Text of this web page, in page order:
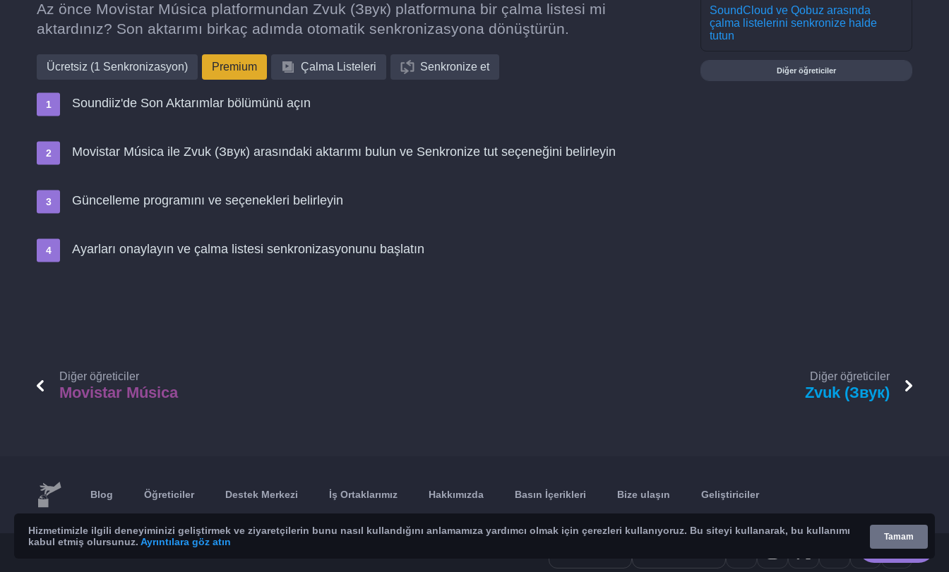
Az önce Movistar Música platformundan Zvuk (Звук) platformuna bir çalma listesi mi
aktardınız? Son aktarımı birkaç adımda otomatik senkronizasyona dönüştürün.
Ücretsiz (1 Senkronizasyon) Premium Çalma Listeleri Senkronize et
Soundiiz'de Son Aktarımlar bölümünü açın
Movistar Música ile Zvuk (Звук) arasındaki aktarımı bulun ve Senkronize tut seçeneğini belirleyin
Güncelleme programını ve seçenekleri belirleyin
Ayarları onaylayın ve çalma listesi senkronizasyonunu başlatın
SoundCloud ve Qobuz arasında
çalma listelerini senkronize halde
tutun
Diğer öğreticiler
Diğer öğreticiler
Movistar Música
Diğer öğreticiler
Zvuk (Звук)
Blog Öğreticiler Destek Merkezi İş Ortaklarımız Hakkımızda Basın İçerikleri Bize ulaşın Geliştiriciler
Hizmetimizle ilgili deneyiminizi geliştirmek ve ziyaretçilerin bunu nasıl kullandığını anlamamıza yardımcı olmak için çerezleri kullanıyoruz. Bu siteyi kullanarak, bu kullanımı
kabul etmiş olursunuz. Ayrıntılara göz atın Tamam